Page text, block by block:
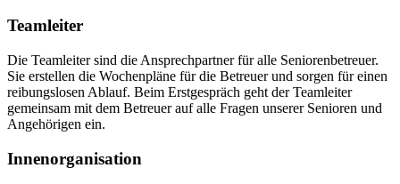
Teamleiter
Die Teamleiter sind die Ansprechpartner für alle Seniorenbetreuer.
Sie erstellen die Wochenpläne für die Betreuer und sorgen für einen
reibungslosen Ablauf. Beim Erstgespräch geht der Teamleiter
gemeinsam mit dem Betreuer auf alle Fragen unserer Senioren und
Angehörigen ein.
Innenorganisation